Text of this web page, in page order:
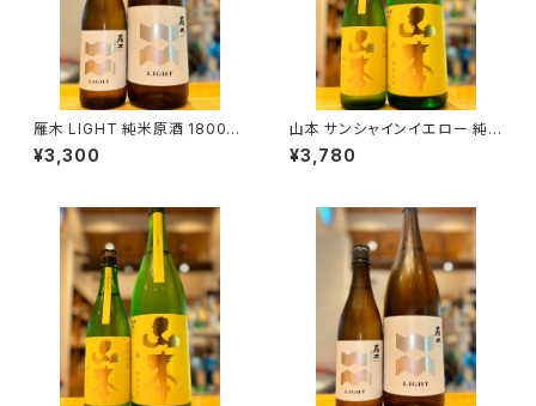
雁木 LIGHT 純米原酒 1800ml
１本（八百新酒造・山口県岩国市
今津町）
¥3,300
山本 サンシャインイエロー 純
米吟醸 1800ml１本（山本酒造・
秋田県山本郡八峰町）
¥3,780